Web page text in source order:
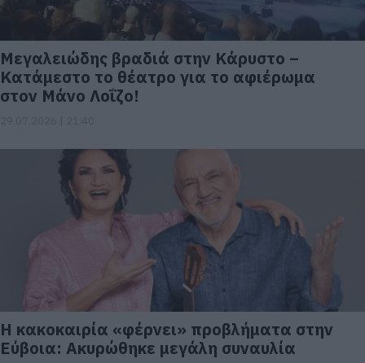
Μεγαλειώδης βραδιά στην Κάρυστο –
Κατάμεστο το θέατρο για το αφιέρωμα
στον Μάνο Λοΐζο!
Η κακοκαιρία «φέρνει» προβλήματα στην
Εύβοια: Ακυρώθηκε μεγάλη συναυλία